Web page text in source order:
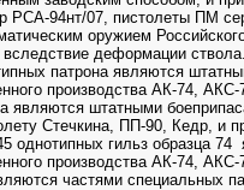
РСА-94нт/07, пистолеты ПМ
оружием
деформации
патрона являются
производства АК-74,
являются штатными
Стечкина, ПП-90, Кедр, и
однотипных гильз образца
производства АК-74,
частями специальных